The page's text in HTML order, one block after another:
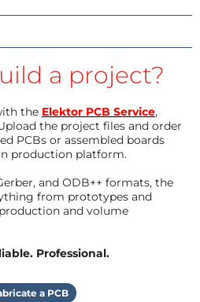
a project?
the Elektor PCB Service,
the project files and order
PCBs or assembled boards
production platform.
and ODB++ formats, the
from prototypes and
and volume
Professional.
a PCB